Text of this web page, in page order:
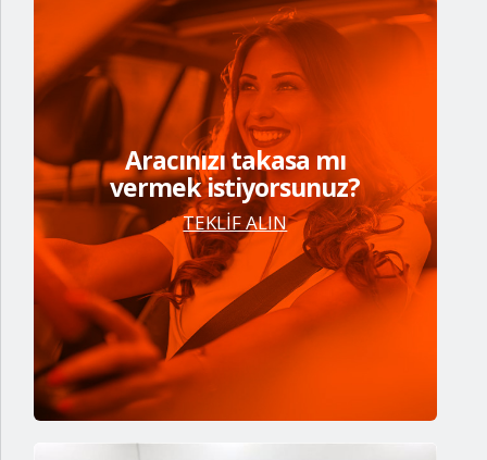
Aracınızı takasa mı
vermek istiyorsunuz?
TEKLİF ALIN